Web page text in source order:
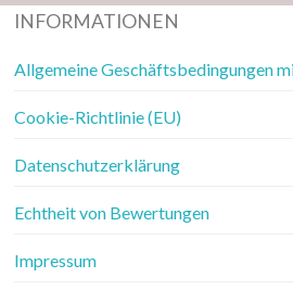
INFORMATIONEN
Allgemeine Geschäftsbedingungen
Cookie-Richtlinie (EU)
Datenschutzerklärung
Echtheit von Bewertungen
Impressum